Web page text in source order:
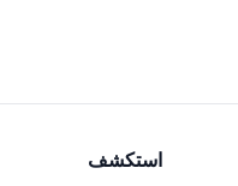
استكشف